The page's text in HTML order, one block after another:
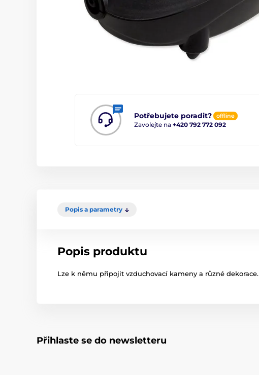
Potřebujete poradit? offline
Zavolejte na +420 792 772 092
Popis a parametry
Popis produktu
Lze k němu připojit vzduchovací kameny a různé dekorace.
Přihlaste se do newsletteru